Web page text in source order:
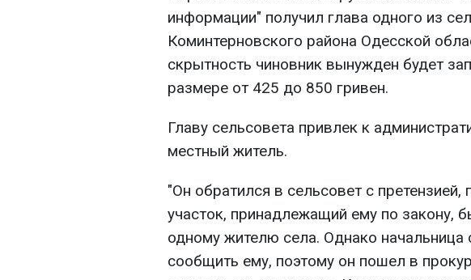
информации" получил глава одного из
Коминтерновского района Одесской
скрытность чиновник вынужден будет
размере от 425 до 850 гривен.
Главу сельсовета привлек к
местный житель.
"Он обратился в сельсовет с
участок, принадлежащий ему по закону,
одному жителю села. Однако начальница
сообщить ему, поэтому он пошел в